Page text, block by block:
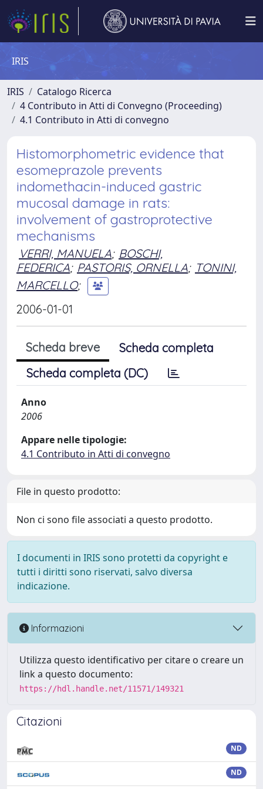
IRIS
IRIS
Catalogo Ricerca
4 Contributo in Atti di Convegno (Proceeding)
4.1 Contributo in Atti di convegno
Histomorphometric evidence that
esomeprazole prevents
indomethacin-induced gastric
mucosal damage in rats:
involvement of gastroprotective
mechanisms
VERRI, MANUELA; BOSCHI,
FEDERICA; PASTORIS, ORNELLA; TONINI,
MARCELLO;
2006-01-01
Scheda breve
Scheda completa
Scheda completa (DC)
Anno
2006
Appare nelle tipologie:
4.1 Contributo in Atti di convegno
File in questo prodotto:
Non ci sono file associati a questo prodotto.
I documenti in IRIS sono protetti da copyright e
tutti i diritti sono riservati, salvo diversa
indicazione.
Informazioni
Utilizza questo identificativo per citare o creare un
link a questo documento:
https://hdl.handle.net/11571/149321
Citazioni
ND
ND